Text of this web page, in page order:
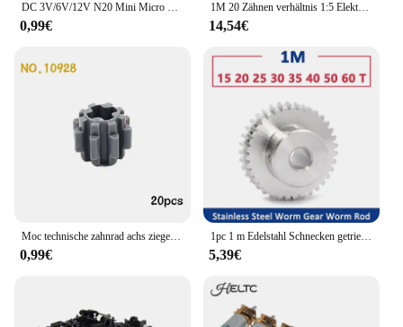
DC 3V/6V/12V N20 Mini Micro Metallgetriebemotor mit Zahnrad DC-Motoren 15/30/50/60/100/200/300/500/1000RPM
0,99€
1M 20 Zähnen verhältnis 1:5 Elektrische Motoren stahl Wurm Getriebe Stange Set wurm getriebe loch 6 8 10mm, stange loch 8 10mm
14,54€
Moc technische zahnrad achs ziegel teile schnecken gestell verbinder zug wagen kran modell leduo 92693 3743 62821 montiert partikel
0,99€
1pc 1 m Edelstahl Schnecken getriebe Drehzahl verhältnis 15/20/25/30/35/40/50/60 1 Modul Turbine Schnecken getriebe Teile
5,39€